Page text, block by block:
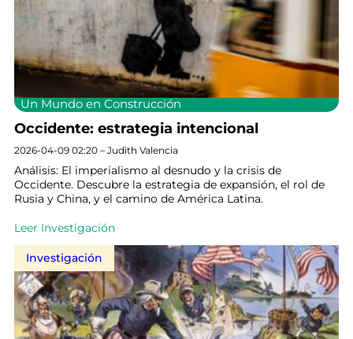
Un Mundo en Construcción
Occidente: estrategia intencional
2026-04-09 02:20 – Judith Valencia
Análisis: El imperialismo al desnudo y la crisis de
Occidente. Descubre la estrategia de expansión, el rol de
Rusia y China, y el camino de América Latina.
Leer Investigación
Investigación